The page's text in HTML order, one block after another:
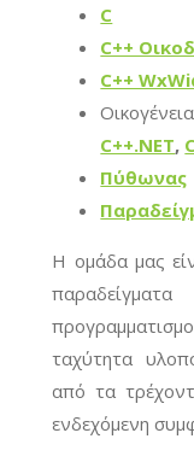
C
C++
C++
C++.NET,
Πύθωνας
Η ομάδα μας
ταχύτητα
από τα
ενδεχόμενη